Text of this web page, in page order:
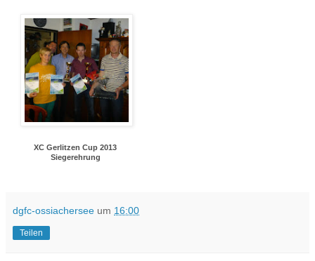
XC Gerlitzen Cup 2013
Siegerehrung
dgfc-ossiachersee um 16:00
Teilen